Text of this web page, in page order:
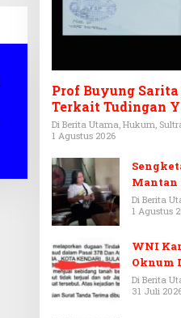
Prof Buyung
Terkait Tudingan
Ditagih Utang
Di Berita Utama, Hukum,
1 Agustus 2026
Mantan
143/HO,
Menjadi
Di Berita
1 Agustus
WNI
Oknum
Terkait
Di Berita
31 Juli